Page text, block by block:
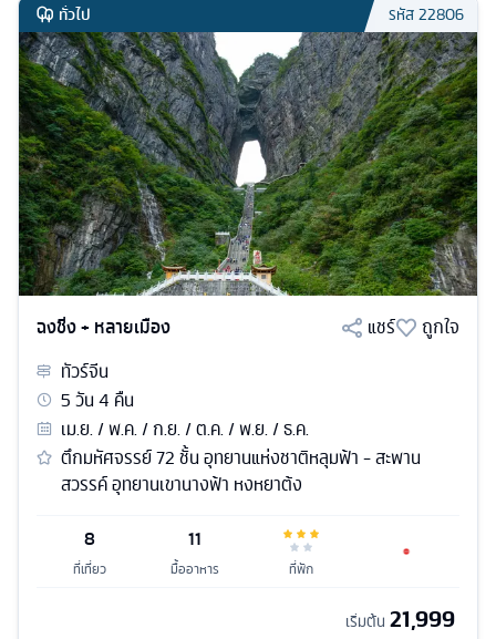
ทั่วไป รหัส22806
ฉงชิ่ง + หลายเมือง แชร์
ถูกใจ
ทัวร์จีน
5วัน4 คืน
เม.ย. / พ.ค. / ก.ย. / ต.ค. / พ.ย. / ธ.ค.
ตึกมหัศจรรย์ 72 ชั้น อุทยานแห่งชาติหลุมฟ้า - สะพาน
สวรรค์ อุทยานเขานางฟ้า หงหยาต้ง
8
ที่เที่ยว
11
มื้ออาหาร ที่พัก
เริ่มต้น 21,999